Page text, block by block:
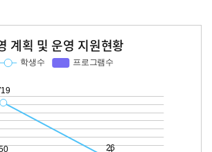
계획 및 운영 지원현황